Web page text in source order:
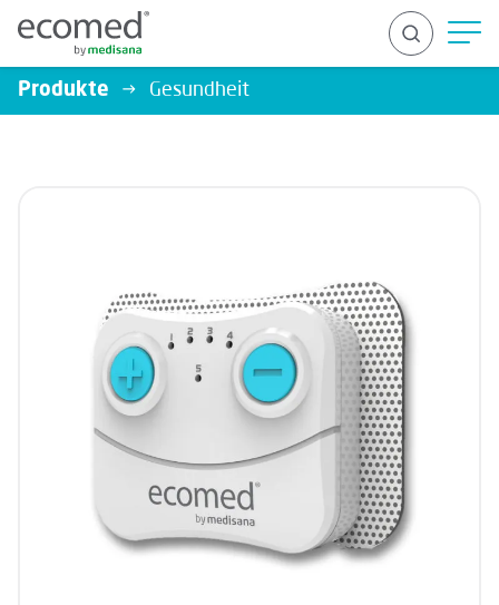
Produkte Gesundheit